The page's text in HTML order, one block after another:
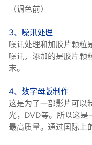
（调色前）
3、噪讯处理
噪讯处理和加胶片颗粒
噪讯，添加的是胶片颗
末。
4、数字母版制作
这是为了一部影片可以
光，DVD等。所以这是
最高质量。通过国际上